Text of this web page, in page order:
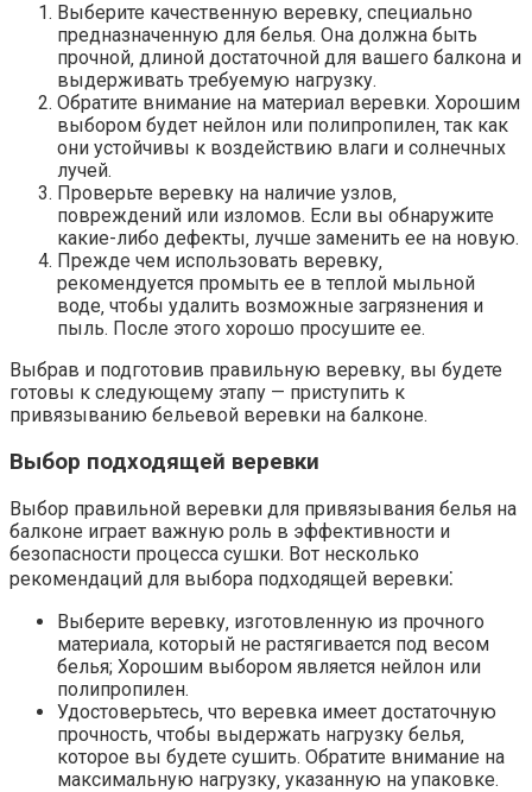
Выберите качественную веревку‚ специально
предназначенную для белья.​ Она должна быть
прочной‚ длиной достаточной для вашего балкона и
выдерживать требуемую нагрузку.​
Обратите внимание на материал веревки.​ Хорошим
выбором будет нейлон или полипропилен‚ так как
они устойчивы к воздействию влаги и солнечных
лучей.
Проверьте веревку на наличие узлов‚
повреждений или изломов.​ Если вы обнаружите
какие-либо дефекты‚ лучше заменить ее на новую.
Прежде чем использовать веревку‚
рекомендуется промыть ее в теплой мыльной
воде‚ чтобы удалить возможные загрязнения и
пыль.​ После этого хорошо просушите ее.​
Выбрав и подготовив правильную веревку‚ вы будете
готовы к следующему этапу — приступить к
привязыванию бельевой веревки на балконе.​
Выбор подходящей веревки
Выбор правильной веревки для привязывания белья на
балконе играет важную роль в эффективности и
безопасности процесса сушки.​ Вот несколько
рекомендаций для выбора подходящей веревки⁚
Выберите веревку‚ изготовленную из прочного
материала‚ который не растягивается под весом
белья; Хорошим выбором является нейлон или
полипропилен.​
Удостоверьтесь‚ что веревка имеет достаточную
прочность‚ чтобы выдержать нагрузку белья‚
которое вы будете сушить. Обратите внимание на
максимальную нагрузку‚ указанную на упаковке.​